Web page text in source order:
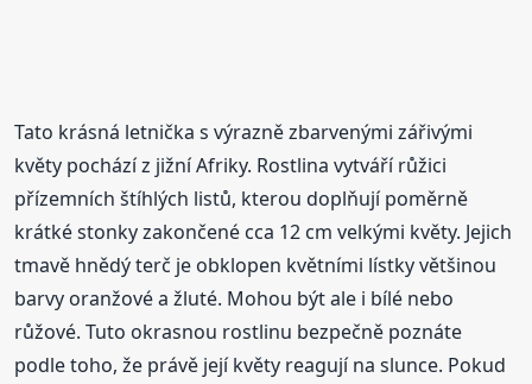
Tato krásná letnička s výrazně zbarvenými zářivými
květy pochází z jižní Afriky. Rostlina vytváří růžici
přízemních štíhlých listů, kterou doplňují poměrně
krátké stonky zakončené cca 12 cm velkými květy. Jejich
tmavě hnědý terč je obklopen květními lístky většinou
barvy oranžové a žluté. Mohou být ale i bílé nebo
růžové. Tuto okrasnou rostlinu bezpečně poznáte
podle toho, že právě její květy reagují na slunce. Pokud